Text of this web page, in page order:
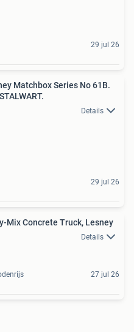
29 jul 26
Matchbox Series No 61B.
Details
29 jul 26
Mix Concrete Truck, Lesney
Details
27 jul 26